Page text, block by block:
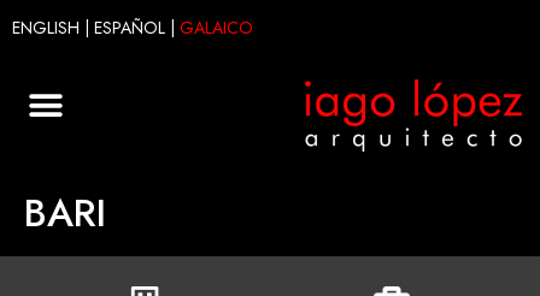
ENGLISH ESPAÑOL GALAICO
BARI